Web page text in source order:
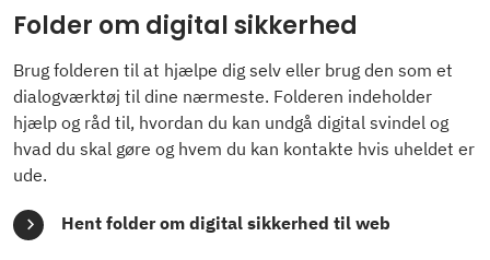
Folder om digital sikkerhed
Brug folderen til at hjælpe dig selv eller brug den som et
dialogværktøj til dine nærmeste. Folderen indeholder
hjælp og råd til, hvordan du kan undgå digital svindel og
hvad du skal gøre og hvem du kan kontakte hvis uheldet er
ude.
Hent folder om digital sikkerhed til web